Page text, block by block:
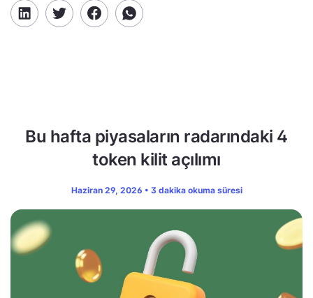
Bu hafta piyasaların radarındaki 4
token kilit açılımı
Haziran 29, 2026 • 3 dakika okuma süresi